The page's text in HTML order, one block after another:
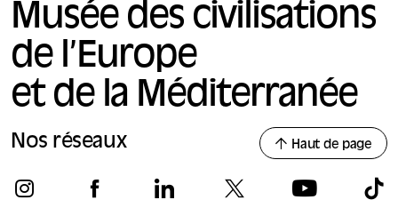
Musée des civilisations
de l’Europe
et de la Méditerranée
Nos réseaux Haut de page